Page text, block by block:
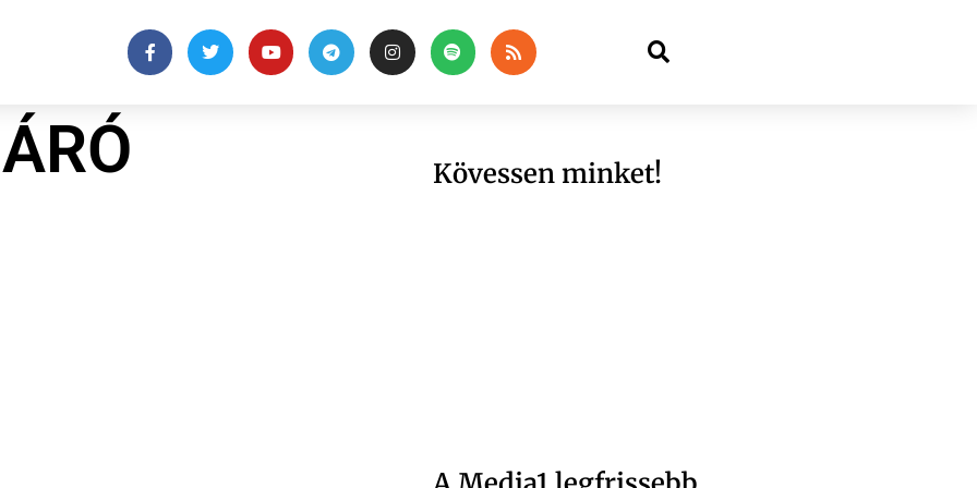
Kövessen minket!